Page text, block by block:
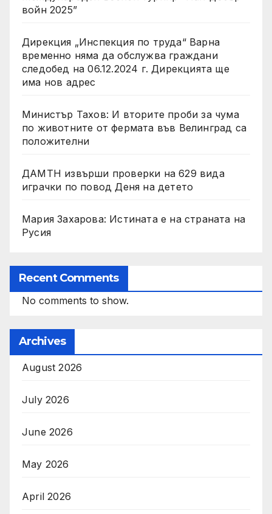
войн 2025”
Дирекция „Инспекция по труда“ Варна
временно няма да обслужва граждани
следобед на 06.12.2024 г. Дирекцията ще
има нов адрес
Министър Тахов: И вторите проби за чума
по животните от фермата във Велинград са
положителни
ДАМТН извърши проверки на 629 вида
играчки по повод Деня на детето
Мария Захарова: Истината е на страната на
Русия
Recent Comments
No comments to show.
Archives
August 2026
July 2026
June 2026
May 2026
April 2026